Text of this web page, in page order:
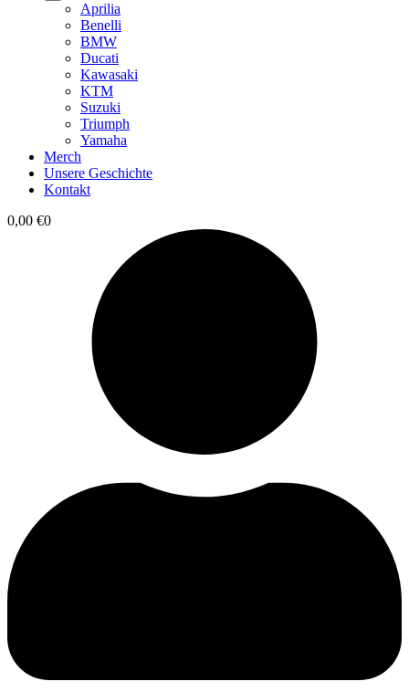
Aprilia
Benelli
BMW
Ducati
Kawasaki
KTM
Suzuki
Triumph
Yamaha
Merch
Unsere Geschichte
Kontakt
0,00 €0